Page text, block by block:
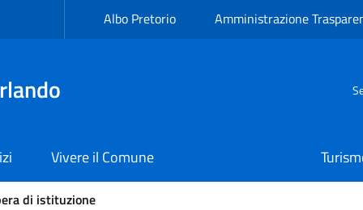
Albo Pretorio Amministrazione
Vivere il Comune
di istituzione